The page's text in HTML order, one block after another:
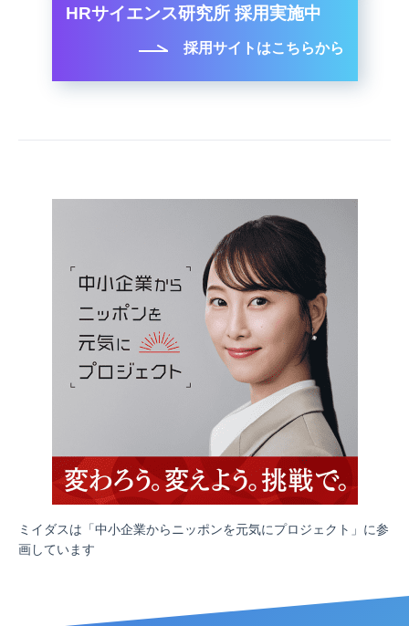
HRサイエンス研究所 採用実施中
採用サイトはこちらから
ミイダスは「中小企業からニッポンを元気にプロジェクト」に参
画しています